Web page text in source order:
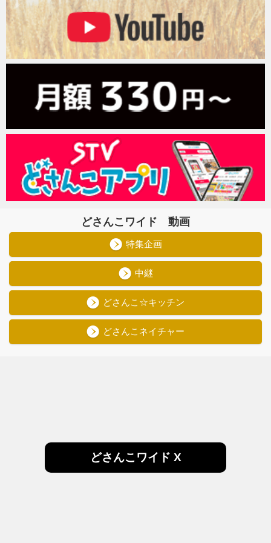
どさんこワイド 動画
特集企画
中継
どさんこ☆キッチン
どさんこネイチャー
どさんこワイド X